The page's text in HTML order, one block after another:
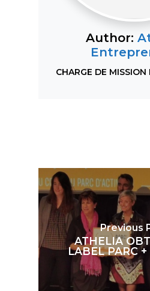
Author:
CHARGE DE
Previous
ATHELIA
LABEL PARC +